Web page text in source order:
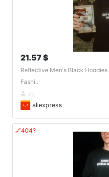
21.57 $
Reflective Men's Black
Fashi..
DE
aliexpress
🔗404?